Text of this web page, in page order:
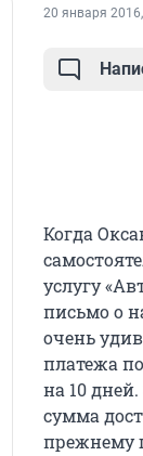
20 января
Когда
услугу
письмо о
очень
платежа
на 10
сумма
прежнему